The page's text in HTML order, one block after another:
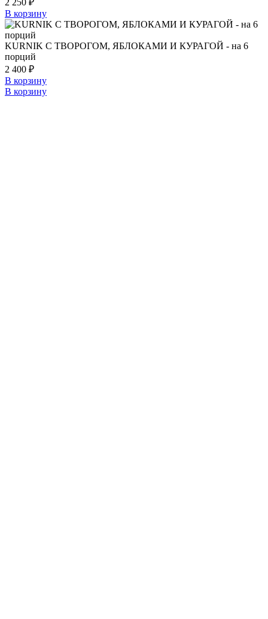
2 250 ₽
В корзину
KURNIK С ТВОРОГОМ, ЯБЛОКАМИ И КУРАГОЙ - на 6
порций
2 400 ₽
В корзину
В корзину